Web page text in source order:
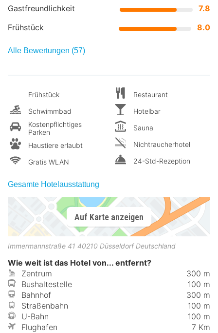
Gastfreundlichkeit
7.8
Frühstück
8.0
Alle Bewertungen (57)
Frühstück
Schwimmbad
Kostenpflichtiges
Parken
Haustiere erlaubt
Gratis WLAN
Restaurant
Hotelbar
Sauna
Nichtraucherhotel
24-Std-Rezeption
Gesamte Hotelausstattung
Auf Karte anzeigen
Immermannstraße 41 40210 Düsseldorf Deutschland
Wie weit ist das Hotel von... entfernt?
Zentrum
300 m
Bushaltestelle
100 m
Bahnhof
300 m
Straßenbahn
100 m
U-Bahn
100 m
Flughafen
7 Km